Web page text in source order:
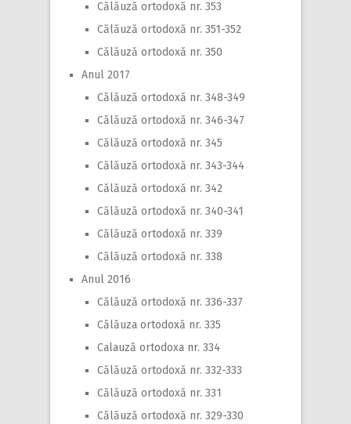
Călăuză ortodoxă nr. 353
Călăuză ortodoxă nr. 351-352
Călăuză ortodoxă nr. 350
Anul 2017
Călăuză ortodoxă nr. 348-349
Călăuză ortodoxă nr. 346-347
Călăuză ortodoxă nr. 345
Călăuză ortodoxă nr. 343-344
Călăuză ortodoxă nr. 342
Călăuză ortodoxă nr. 340-341
Călăuză ortodoxă nr. 339
Călăuză ortodoxă nr. 338
Anul 2016
Călăuză ortodoxă nr. 336-337
Călăuza ortodoxă nr. 335
Calauză ortodoxa nr. 334
Călăuză ortodoxă nr. 332-333
Călăuză ortodoxă nr. 331
Călăuză ortodoxă nr. 329-330